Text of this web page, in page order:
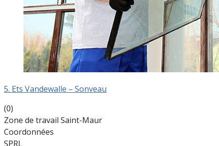
5. Ets Vandewalle – Sonveau
(0)
Zone de travail Saint-Maur
Coordonnées
SPRL